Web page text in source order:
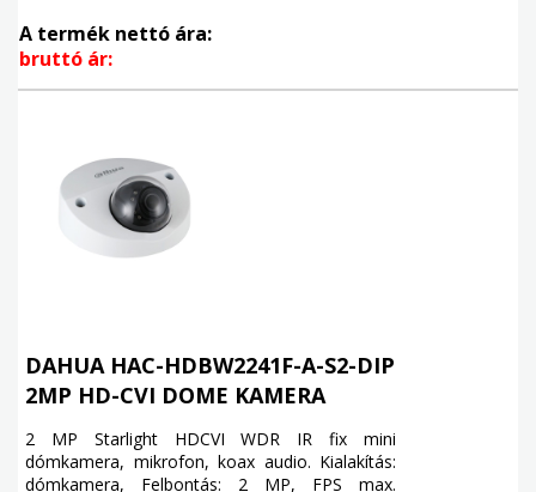
A termék nettó ára:
bruttó ár:
DAHUA HAC-HDBW2241F-A-S2-DIP
2MP HD-CVI DOME KAMERA
2 MP Starlight HDCVI WDR IR fix mini
dómkamera, mikrofon, koax audio. Kialakítás:
dómkamera, Felbontás: 2 MP, FPS max.